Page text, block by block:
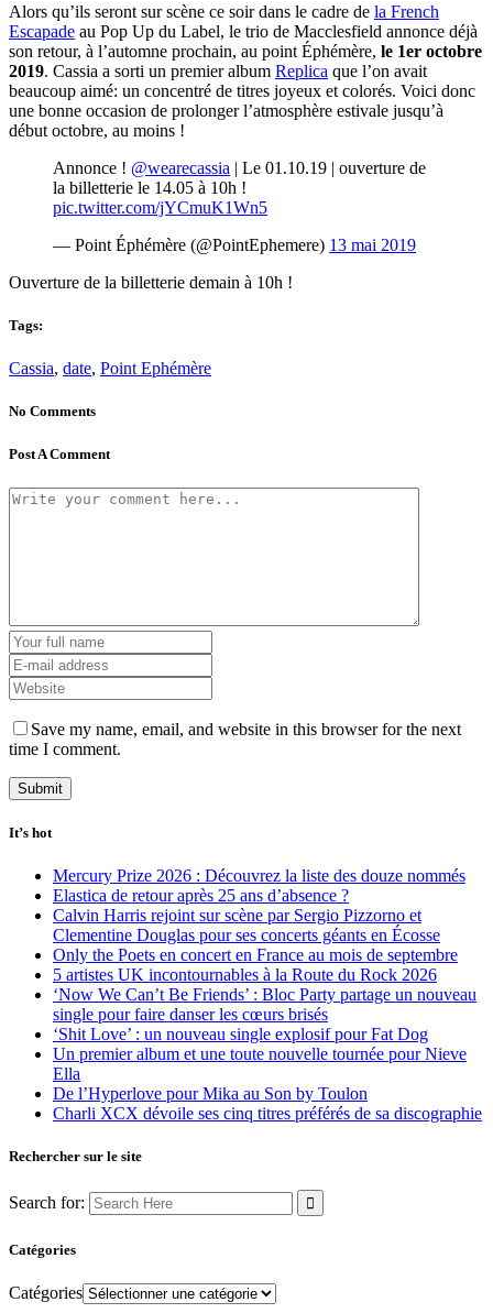
Alors qu’ils seront sur scène ce soir dans le cadre de la French
Escapade au Pop Up du Label, le trio de Macclesfield annonce déjà
son retour, à l’automne prochain, au point Éphémère, le 1er octobre
2019. Cassia a sorti un premier album Replica que l’on avait
beaucoup aimé: un concentré de titres joyeux et colorés. Voici donc
une bonne occasion de prolonger l’atmosphère estivale jusqu’à
début octobre, au moins !
Annonce ! @wearecassia | Le 01.10.19 | ouverture de
la billetterie le 14.05 à 10h !
pic.twitter.com/jYCmuK1Wn5
— Point Éphémère (@PointEphemere) 13 mai 2019
Ouverture de la billetterie demain à 10h !
Tags:
Cassia, date, Point Ephémère
No Comments
Post A Comment
Save my name, email, and website in this browser for the next
time I comment.
It’s hot
Mercury Prize 2026 : Découvrez la liste des douze nommés
Elastica de retour après 25 ans d’absence ?
Calvin Harris rejoint sur scène par Sergio Pizzorno et
Clementine Douglas pour ses concerts géants en Écosse
Only the Poets en concert en France au mois de septembre
5 artistes UK incontournables à la Route du Rock 2026
‘Now We Can’t Be Friends’ : Bloc Party partage un nouveau
single pour faire danser les cœurs brisés
‘Shit Love’ : un nouveau single explosif pour Fat Dog
Un premier album et une toute nouvelle tournée pour Nieve
Ella
De l’Hyperlove pour Mika au Son by Toulon
Charli XCX dévoile ses cinq titres préférés de sa discographie
Rechercher sur le site
Search for:
Catégories
Catégories